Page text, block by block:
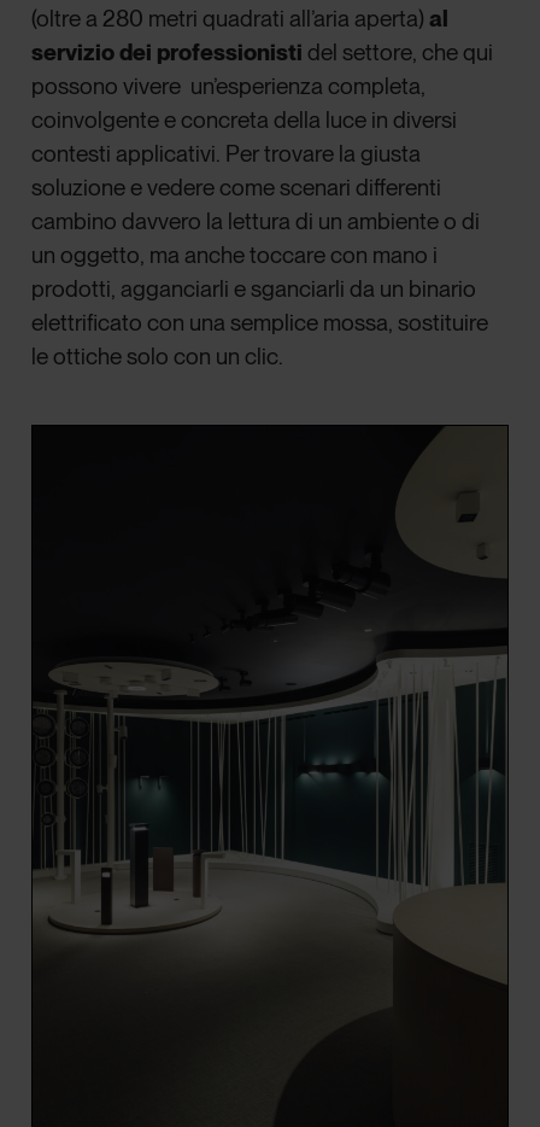
(oltre a 280 metri quadrati all’aria aperta)al
servizio dei professionisti del settore, che qui
possono vivere un’esperienza completa,
coinvolgente e concreta della luce in diversi
contesti applicativi. Per trovare la giusta
soluzione e vedere come scenari differenti
cambino davvero la lettura di un ambiente o di
un oggetto, ma anche toccare con mano i
prodotti, agganciarli e sganciarli da un binario
elettrificato con una semplice mossa, sostituire
le ottiche solo con un clic.